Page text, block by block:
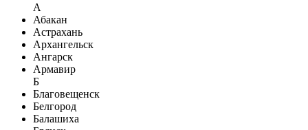
А
Абакан
Астрахань
Архангельск
Ангарск
Армавир
Б
Благовещенск
Белгород
Балашиха